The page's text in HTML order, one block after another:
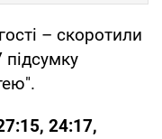
– скоротили
підсумку
24:17,